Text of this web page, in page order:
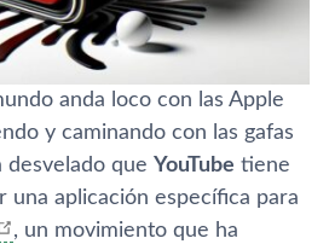
anda loco con las Apple
y caminando con las gafas
desvelado que YouTube tiene
una aplicación específica para
, un movimiento que ha